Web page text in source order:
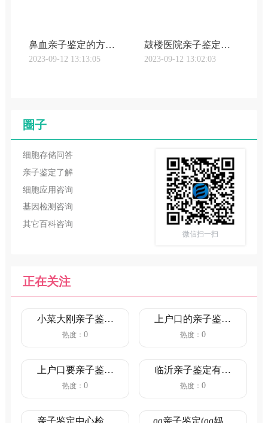
鼻血亲子鉴定的方法及注意事项（鼻血检测是否可以用于亲子鉴定）
2023-09-12 13:13:05
鼓楼医院亲子鉴定流程有哪些（亲子鉴定收费标准详解）
2023-09-12 13:02:03
圈子
细胞存储问答
亲子鉴定了解
细胞应用咨询
基因检测咨询
其它百科咨询
微信扫一扫
正在关注
小菜大刚亲子鉴定
(小菜大刚亲子鉴定
热度：0
上户口的亲子鉴定
流程(新生儿亲子鉴
热度： 0
上户口要亲子鉴定
吗(单亲爸爸给孩子
热度：0
临沂亲子鉴定有几
处机构(临沂司法亲
热度： 0